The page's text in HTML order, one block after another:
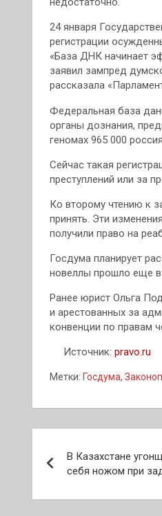
24 января
регистрации
«База ДНК начинает
заявил зампред
рассказала
Федеральная база
органы дознания,
геномах 965 000
Сейчас такая
преступлений или за
Ко второму чтению к
принять. Эти
получили право на
Госдума планирует
новеллы прошло еще в
Ранее юрист Ольга
и арестованных за
конвенции по правам
Источник: pravo.ru
Метки: Госдума,
по
записям
В Казахстане
себя ножом при